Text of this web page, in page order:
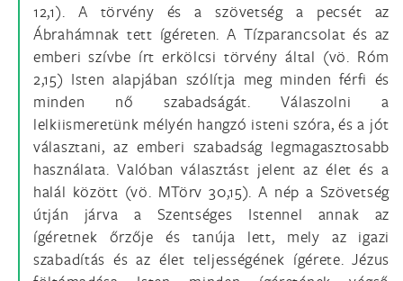
12,1). A törvény és a szövetség a pecsét az
Ábrahámnak tett ígéreten. A Tízparancsolat és az
emberi szívbe írt erkölcsi törvény által (vö. Róm
2,15) Isten alapjában szólítja meg minden férfi és
minden nő szabadságát. Válaszolni a
lelkiismeretünk mélyén hangzó isteni szóra, és a jót
választani, az emberi szabadság legmagasztosabb
használata. Valóban választást jelent az élet és a
halál között (vö. MTörv 30,15). A nép a Szövetség
útján járva a Szentséges Istennel annak az
ígéretnek őrzője és tanúja lett, mely az igazi
szabadítás és az élet teljességének ígérete. Jézus